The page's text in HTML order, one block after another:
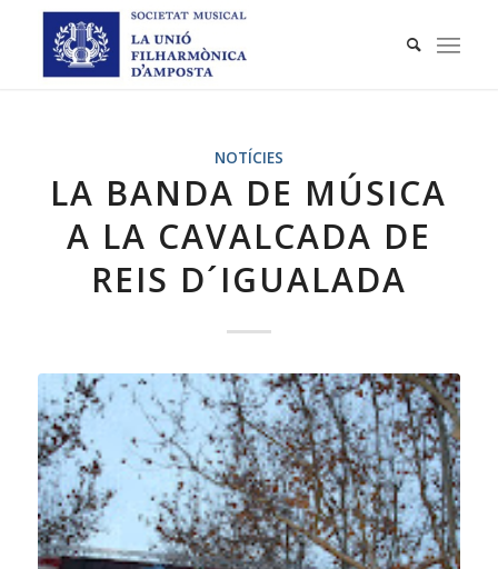
NOTÍCIES
LA BANDA DE MÚSICA
A LA CAVALCADA DE
REIS D´IGUALADA